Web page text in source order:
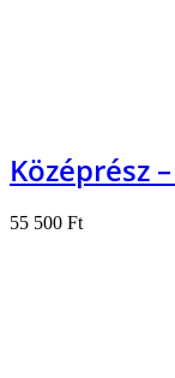
Középrész
55 500 Ft